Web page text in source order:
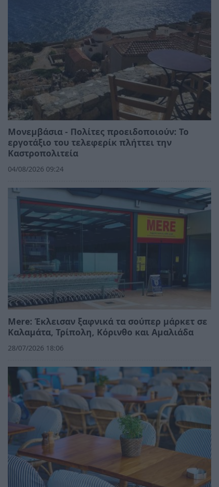
Μονεμβάσια - Πολίτες προειδοποιούν: Το
εργοτάξιο του τελεφερίκ πλήττει την
Καστροπολιτεία
04/08/2026 09:24
Mere: Έκλεισαν ξαφνικά τα σούπερ μάρκετ σε
Καλαμάτα, Τρίπολη, Κόρινθο και Αμαλιάδα
28/07/2026 18:06